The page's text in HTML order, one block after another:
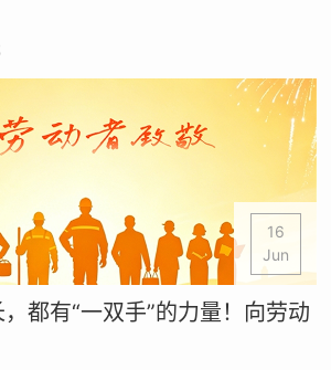
16
Jun
都有“一双手”的力量！向劳动